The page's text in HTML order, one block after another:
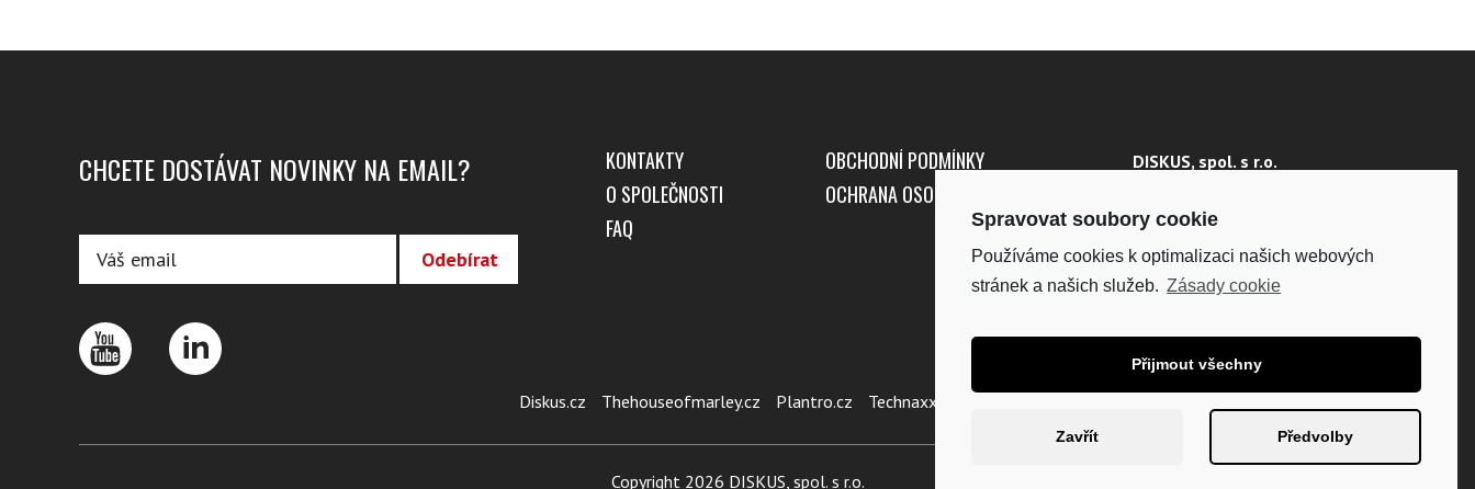
CHCETE DOSTÁVAT NOVINKY NA EMAIL?
KONTAKTY
O SPOLEČNOSTI
FAQ
OBCHODNÍ PODMÍNKY
OCHRANA OSOBNÍCH ÚDAJŮ
DISKUS, spol. s r.o.
DIČ: CZ41195183
Fakturační adresa:
Kunětická 2534/2, 120 00
Diskus.cz Thehouseofmarley.cz Plantro.cz Technaxx.cz
Copyright 2026 DISKUS, spol. s r.o.
Spravovat soubory cookie
Používáme cookies k optimalizaci našich webových
stránek a našich služeb. Zásady cookie
Přijmout všechny
Zavřít Předvolby